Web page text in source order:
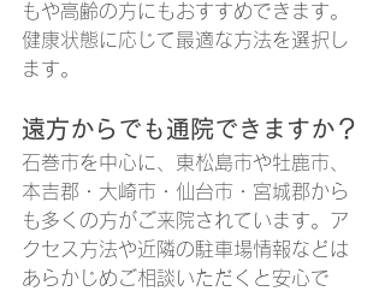
もや高齢の方にもおすすめできます。
健康状態に応じて最適な方法を選択し
ます。
遠方からでも通院できますか？
石巻市を中心に、東松島市や牡鹿市、
本吉郡・大崎市・仙台市・宮城郡から
も多くの方がご来院されています。ア
クセス方法や近隣の駐車場情報などは
あらかじめご相談いただくと安心で